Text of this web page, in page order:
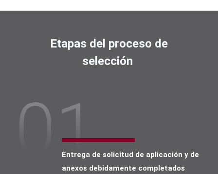
Etapas del proceso de
selección
01Entrega de solicitud de aplicación y de
anexos debidamente completados